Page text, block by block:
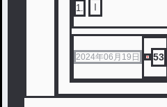
1 Ⅰ
2024年06月19日 53